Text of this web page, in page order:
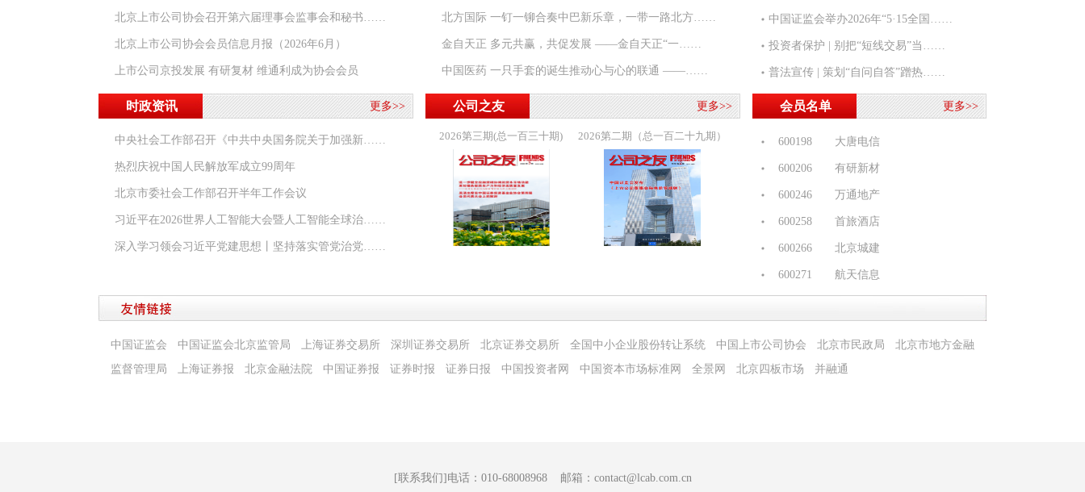
北京上市公司协会召开第六届理事会监事会和秘书……
北京上市公司协会会员信息月报（2026年6月）
上市公司京投发展 有研复材 维通利成为协会会员
时政资讯 更多>>
中央社会工作部召开《中共中央国务院关于加强新……
热烈庆祝中国人民解放军成立99周年
北京市委社会工作部召开半年工作会议
习近平在2026世界人工智能大会暨人工智能全球治……
深入学习领会习近平党建思想丨坚持落实管党治党……
北方国际 一钉一铆合奏中巴新乐章，一带一路北方……
金自天正 多元共赢，共促发展 ——金自天正“一……
中国医药 一只手套的诞生推动心与心的联通 ——……
公司之友 更多>>
2026第三期(总一百三十期) 2026第二期（总一百二十九期）
中国证监会举办2026年“5·15全国……
投资者保护 | 别把“短线交易”当……
普法宣传 | 策划“自问自答”蹭热……
会员名单 更多>>
600198 大唐电信
600206 有研新材
600246 万通地产
600258 首旅酒店
600266 北京城建
600271 航天信息
600288 大恒科技
600299 安迪苏
600361 华联综超
600376 首开股份
中国证监会 中国证监会北京监管局 上海证券交易所 深圳证券交易所 北京证券交易所 全国中小企业股份转让系统 中国上市公司协会 北京市民政局
北京市地方金融
监督管理局
上海证券报 北京金融法院 中国证券报 证券时报 证券日报 中国投资者网 中国资本市场标准网 全景网 北京四板市场 并融通
[联系我们]电话：010-68008968 邮箱：contact@lcab.com.cn